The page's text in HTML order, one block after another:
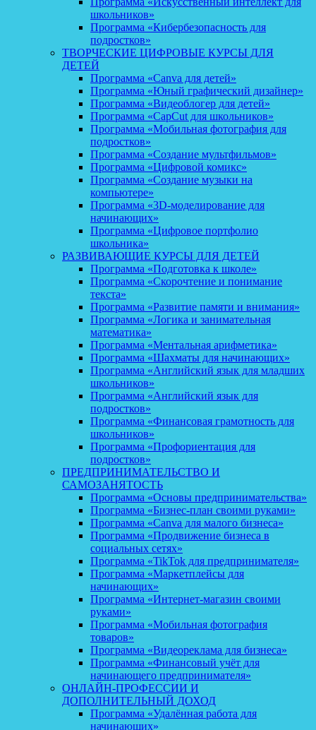
школьников»
Программа «Кибербезопасность для
подростков»
ТВОРЧЕСКИЕ ЦИФРОВЫЕ КУРСЫ ДЛЯ
ДЕТЕЙ
Программа «Canva для детей»
Программа «Юный графический дизайнер»
Программа «Видеоблогер для детей»
Программа «CapCut для школьников»
Программа «Мобильная фотография для
подростков»
Программа «Создание мультфильмов»
Программа «Цифровой комикс»
Программа «Создание музыки на
компьютере»
Программа «3D-моделирование для
начинающих»
Программа «Цифровое портфолио
школьника»
РАЗВИВАЮЩИЕ КУРСЫ ДЛЯ ДЕТЕЙ
Программа «Подготовка к школе»
Программа «Скорочтение и понимание
текста»
Программа «Развитие памяти и внимания»
Программа «Логика и занимательная
математика»
Программа «Ментальная арифметика»
Программа «Шахматы для начинающих»
Программа «Английский язык для младших
школьников»
Программа «Английский язык для
подростков»
Программа «Финансовая грамотность для
школьников»
Программа «Профориентация для
подростков»
ПРЕДПРИНИМАТЕЛЬСТВО И
САМОЗАНЯТОСТЬ
Программа «Основы предпринимательства»
Программа «Бизнес-план своими руками»
Программа «Canva для малого бизнеса»
Программа «Продвижение бизнеса в
социальных сетях»
Программа «TikTok для предпринимателя»
Программа «Маркетплейсы для
начинающих»
Программа «Интернет-магазин своими
руками»
Программа «Мобильная фотография
товаров»
Программа «Видеореклама для бизнеса»
Программа «Финансовый учёт для
начинающего предпринимателя»
ОНЛАЙН-ПРОФЕССИИ И
ДОПОЛНИТЕЛЬНЫЙ ДОХОД
Программа «Удалённая работа для
начинающих»